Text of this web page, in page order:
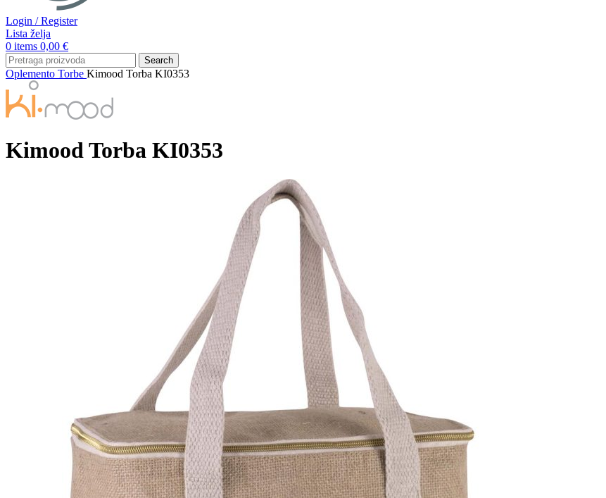
Login / Register
Lista želja
0 items 0,00 €
Search
Oplemento Torbe Kimood Torba KI0353
Kimood Torba KI0353